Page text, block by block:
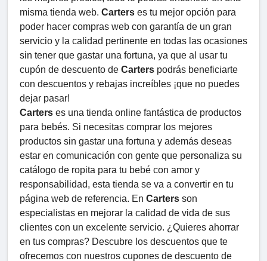
misma tienda web. Carters es tu mejor opción para
poder hacer compras web con garantía de un gran
servicio y la calidad pertinente en todas las ocasiones
sin tener que gastar una fortuna, ya que al usar tu
cupón de descuento de Carters podrás beneficiarte
con descuentos y rebajas increíbles ¡que no puedes
dejar pasar!
Carters es una tienda online fantástica de productos
para bebés. Si necesitas comprar los mejores
productos sin gastar una fortuna y además deseas
estar en comunicación con gente que personaliza su
catálogo de ropita para tu bebé con amor y
responsabilidad, esta tienda se va a convertir en tu
página web de referencia. En Carters son
especialistas en mejorar la calidad de vida de sus
clientes con un excelente servicio. ¿Quieres ahorrar
en tus compras? Descubre los descuentos que te
ofrecemos con nuestros cupones de descuento de